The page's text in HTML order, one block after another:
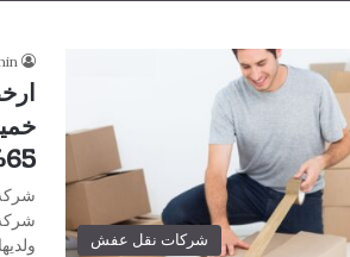
شركات نقل عفش
65%